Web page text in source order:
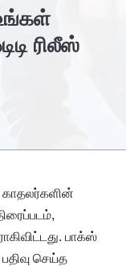
ரிலீஸ்
காதலர்களின்
பாக்ஸ்
செய்த